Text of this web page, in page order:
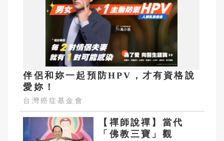
伴侶和妳一起預防HPV，才有資格說
愛妳！
台灣癌症基金會
【禪師說禪】當代
「佛教三寶」觀